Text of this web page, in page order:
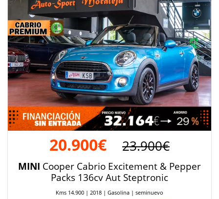
20.900€ 23.900€
MINI Cooper Cabrio Excitement & Pepper
Packs 136cv Aut Steptronic
Kms 14.900 | 2018 | Gasolina | seminuevo